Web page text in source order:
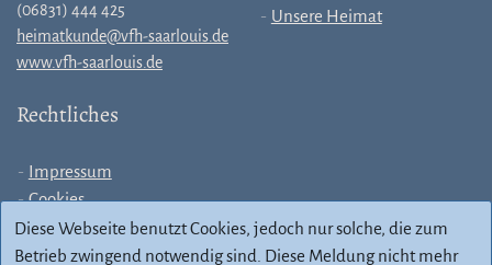
(06831) 444 425
heimatkunde@vfh-saarlouis.de
www.vfh-saarlouis.de
Unsere Heimat
Rechtliches
Impressum
Cookies
Allgemeine
Geschäftsbedingungen
Diese Webseite benutzt Cookies, jedoch nur solche, die zum
Betrieb zwingend notwendig sind. Diese Meldung nicht mehr